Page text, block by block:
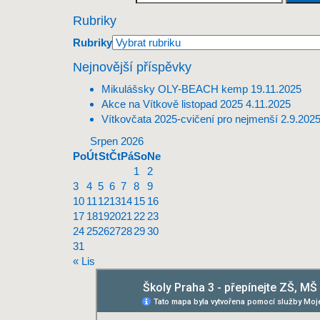
Rubriky
Rubriky
Nejnovější příspěvky
Mikulášsky OLY-BEACH kemp 19.11.2025
Akce na Vítkově listopad 2025 4.11.2025
Vítkovčata 2025-cvičení pro nejmenší 2.9.2025
Srpen 2026
PoÚtStČtPáSoNe
1
2
3
4 5 6 7 8
9
10 1112131415 16
17 18192021 22 23
24 252627282930
31
« Lis